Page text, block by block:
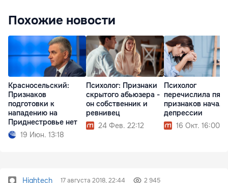
Похожие новости
Красносельский:
Признаков
подготовки к
нападению на
Приднестровье нет
19 Июн. 13:18
Психолог: Признаки
скрытого абьюзера -
он собственник и
ревнивец
24 Фев. 22:12
Психолог
перечислила пять
признаков начала
депрессии
16 Окт. 16:00
Hightech 17 августа 2018, 22:44 2 945